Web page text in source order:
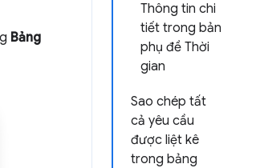
Thông tin chi
tiết trong bản
phụ đề Thời
gian
Sao chép tất
cả yêu cầu
được liệt kê
trong bảng
Bảng